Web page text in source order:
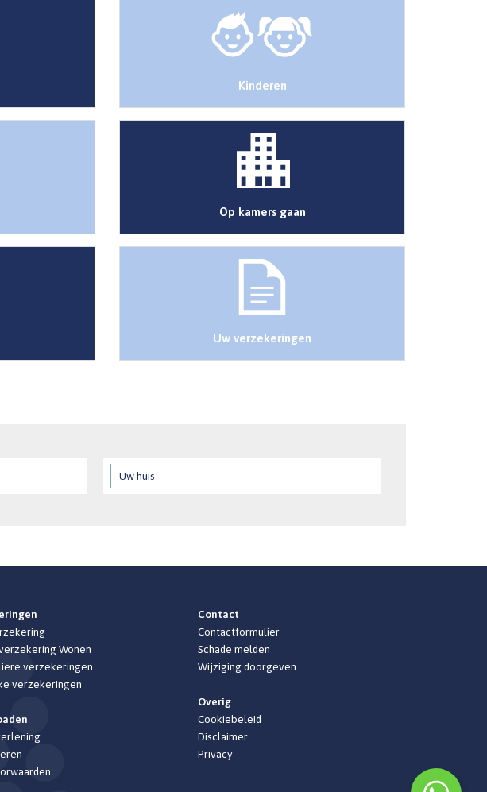
Kinderen
Op kamers gaan
Uw verzekeringen
Uw huis
Wonen
verzekeringen
verzekeringen
Contact
Contactformulier
Schade melden
Wijziging doorgeven
Overig
Cookiebeleid
Disclaimer
Privacy